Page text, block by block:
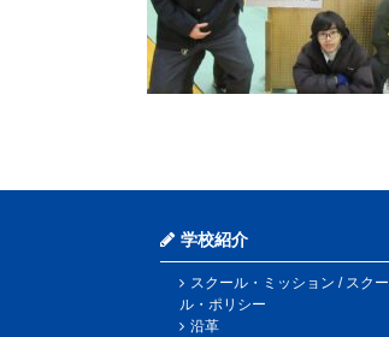
学校紹介
スクール・ミッション / スクー
ル・ポリシー
沿革